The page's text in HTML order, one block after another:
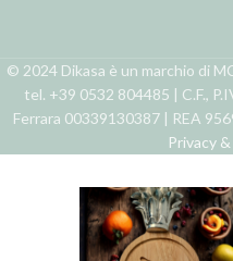
© 2024 Dikasa è un marchio di
tel. +39 0532 804485 | C.F.,
Ferrara 00339130387 | REA
Privacy